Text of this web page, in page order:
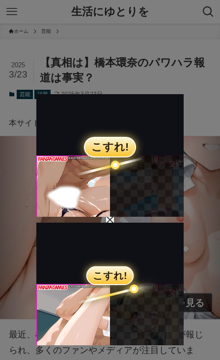
生活にゆとりを
ホーム 芸能
【真相は】橋本環奈のパワハラ報
道は事実？
2025
3/23
芸能 話題 2025年3月23日
本サイトにはプロモーションが含まれています。
最近、橋本環奈さんに対するパワハラ疑惑が報じ
られ、多くのファンやメディアが注目していま